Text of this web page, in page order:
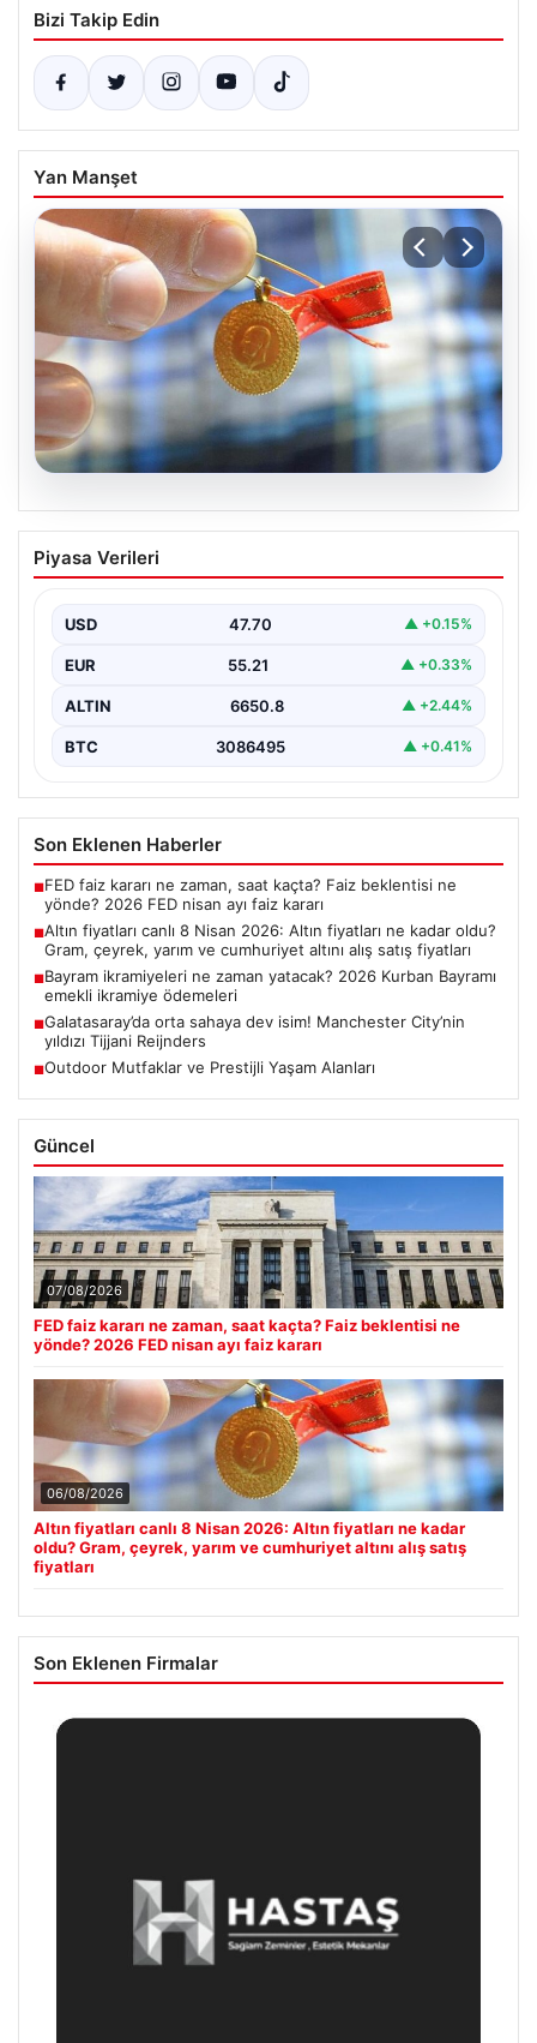
Bizi Takip Edin
Yan Manşet
Altın fiyatları canlı 8 Nisan 2026: Altın
fiyatları ne kadar oldu? Gram, çeyrek,
fiyatları
Piyasa Verileri
USD 47.70 ▲ +0.15%
EUR 55.21 ▲ +0.33%
ALTIN 6650.8 ▲ +2.44%
BTC 3086495 ▲ +0.41%
Son Eklenen Haberler
■FED faiz kararı ne zaman, saat kaçta? Faiz beklentisi ne
yönde? 2026 FED nisan ayı faiz kararı
■Altın fiyatları canlı 8 Nisan 2026: Altın fiyatları ne kadar oldu?
Gram, çeyrek, yarım ve cumhuriyet altını alış satış fiyatları
■Bayram ikramiyeleri ne zaman yatacak? 2026 Kurban Bayramı
emekli ikramiye ödemeleri
■Galatasaray’da orta sahaya dev isim! Manchester City’nin
yıldızı Tijjani Reijnders
■Outdoor Mutfaklar ve Prestijli Yaşam Alanları
Güncel
07/08/2026
FED faiz kararı ne zaman, saat kaçta? Faiz beklentisi ne
yönde? 2026 FED nisan ayı faiz kararı
06/08/2026
Altın fiyatları canlı 8 Nisan 2026: Altın fiyatları ne kadar
oldu? Gram, çeyrek, yarım ve cumhuriyet altını alış satış
fiyatları
Son Eklenen Firmalar